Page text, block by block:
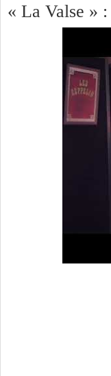
« La Valse » :